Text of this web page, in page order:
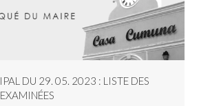
DU 29. 05. 2023 : LISTE DES